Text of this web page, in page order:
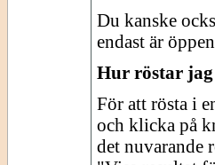
Du kanske
endast är
Hur röstar jag
För att rösta i
och klicka på
det nuvarande